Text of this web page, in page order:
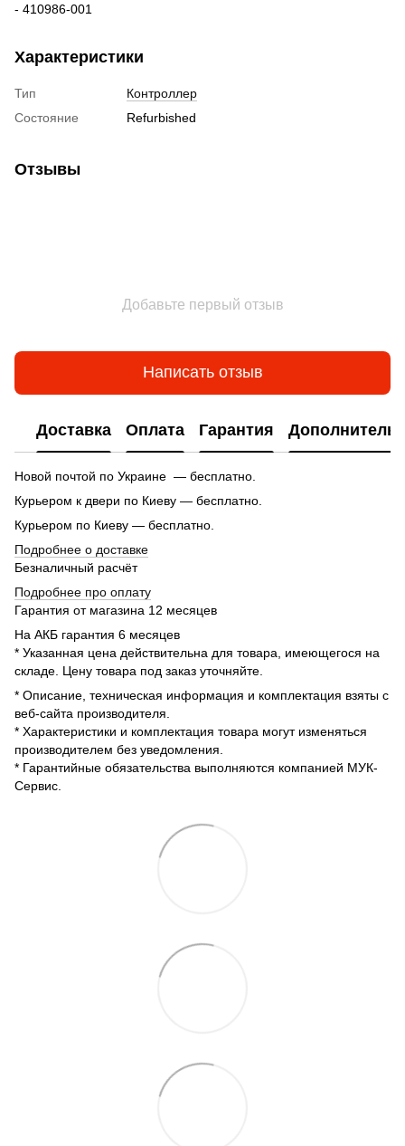
- 410986-001
Характеристики
Тип
Контроллер
Состояние
Refurbished
Отзывы
Добавьте первый отзыв
Написать отзыв
Доставка Оплата Гарантия
Новой почтой по Украине — бесплатно.
Курьером к двери по Киеву — бесплатно.
Курьером по Киеву — бесплатно.
Подробнее о доставке
Безналичный расчёт
Подробнее про оплату
Гарантия от магазина 12 месяцев
На АКБ гарантия 6 месяцев
* Указанная цена действительна для товара, имеющегося на
складе. Цену товара под заказ уточняйте.
* Описание, техническая информация и комплектация взяты с
веб-сайта производителя.
* Характеристики и комплектация товара могут изменяться
производителем без уведомления.
* Гарантийные обязательства выполняются компанией МУК-
Сервис.